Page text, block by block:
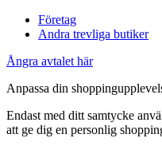
Företag
Andra trevliga butiker
Ångra avtalet här
Anpassa din
Endast med ditt samtycke
att ge dig en personlig